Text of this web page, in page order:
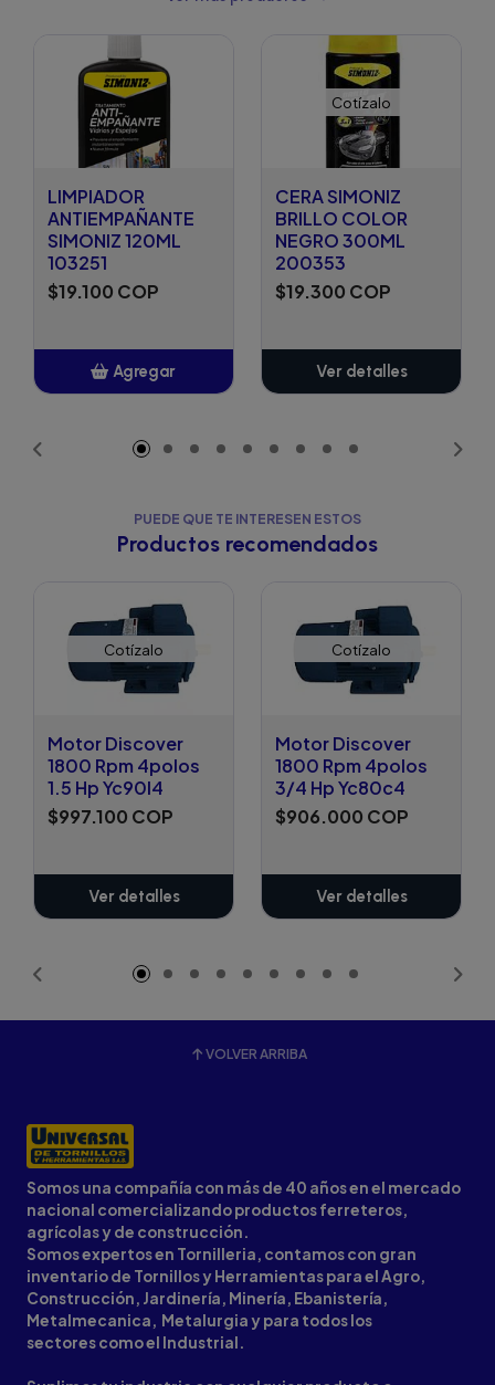
LIMPIADOR
ANTIEMPAÑANTE
SIMONIZ 120ML
103251
$19.100 COP
Agregar
Cotízalo
CERA SIMONIZ
BRILLO COLOR
NEGRO 300ML
200353
$19.300 COP
Ver detalles
PUEDE QUE TE INTERESEN ESTOS
Productos recomendados
Cotízalo
Motor Discover
1800 Rpm 4polos
1.5 Hp Yc90l4
$997.100 COP
Ver detalles
Cotízalo
Motor Discover
1800 Rpm 4polos
3/4 Hp Yc80c4
$906.000 COP
Ver detalles
VOLVER ARRIBA
Somos una compañía con más de 40 años en el mercado
nacional comercializando productos ferreteros,
agrícolas y de construcción.
Somos expertos en Tornilleria, contamos con gran
inventario de Tornillos y Herramientas para el Agro,
Construcción, Jardinería, Minería, Ebanistería,
Metalmecanica, Metalurgia y para todos los
sectores como el Industrial.